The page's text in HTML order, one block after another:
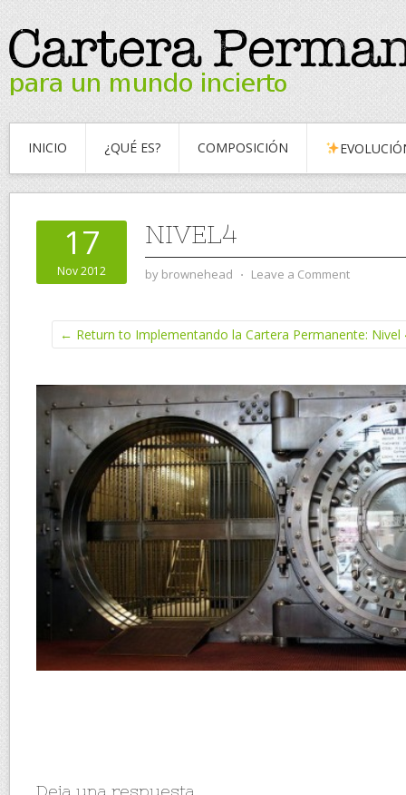
INICIO ¿QUÉ ES? COMPOSICIÓN
17
Nov 2012
NIVEL4
by brownehead ⋅ Leave a Comment
← Return to Implementando la Cartera Permanente:
Deja una respuesta